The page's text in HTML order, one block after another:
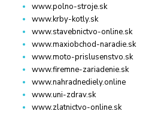
www.polno-stroje.sk
www.krby-kotly.sk
www.stavebnictvo-online.sk
www.maxiobchod-naradie.sk
www.moto-prislusenstvo.sk
www.firemne-zariadenie.sk
www.nahradnediely.online
www.uni-zdrav.sk
www.zlatnictvo-online.sk